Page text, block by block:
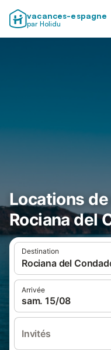
vacances-espagne
par Holidu
Locations
Rociana del
Destination
Rociana del
Arrivée
sam. 15/08
Invités